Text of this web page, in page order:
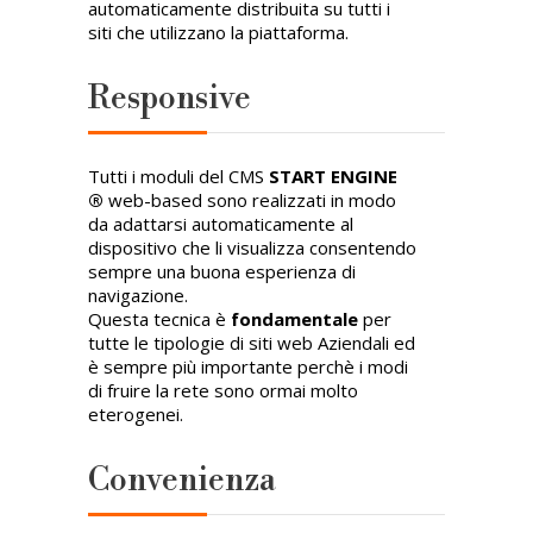
automaticamente distribuita su tutti i
siti che utilizzano la piattaforma.
Responsive
Tutti i moduli del CMS START ENGINE
® web-based sono realizzati in modo
da adattarsi automaticamente al
dispositivo che li visualizza consentendo
sempre una buona esperienza di
navigazione.
Questa tecnica è fondamentale per
tutte le tipologie di siti web Aziendali ed
è sempre più importante perchè i modi
di fruire la rete sono ormai molto
eterogenei.
Convenienza